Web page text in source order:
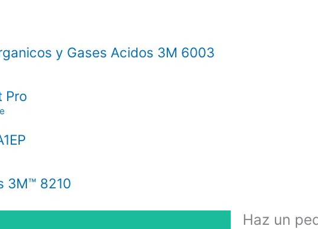
y Gases Acidos 3M 6003
Pro
3M™ 8210
Haz un